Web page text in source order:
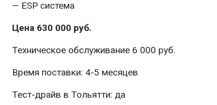
— ESP система
Цена 630 000 руб.
Техническое обслуживание 6 000 руб.
Время поставки: 4-5 месяцев
Тест-драйв в Тольятти: да